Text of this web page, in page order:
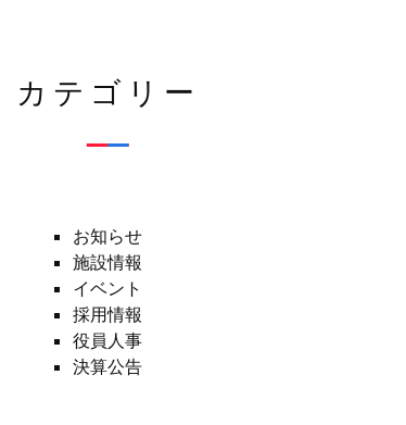
カテゴリー
お知らせ
施設情報
イベント
採用情報
役員人事
決算公告